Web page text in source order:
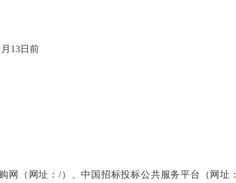
13日前
网（网址：/）、中国招标投标公共服务平台（网址：